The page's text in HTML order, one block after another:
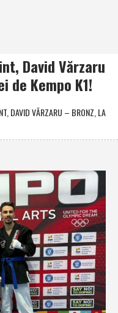
David Vărzaru
de Kempo K1!
DAVID VĂRZARU – BRONZ, LA